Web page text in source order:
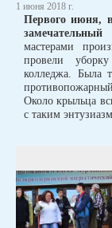
1 июня 2018 г.
Первого июня,
замечательный
мастерами
провели
колледжа. Была
Около крыльца
с таким